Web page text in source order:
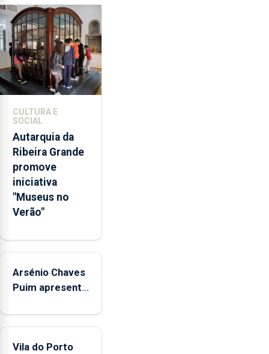
da
violência
doméstica,
através
da
promoção
de
competências
pessoais,
emocionais
e
sociais
junto
das
crianças
CULTURA E
SOCIAL
Autarquia da
Ribeira Grande
promove
iniciativa
"Museus no
Verão"
Arsénio Chaves
Puim apresenta
Biblioteca de
Vila do Porto